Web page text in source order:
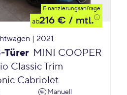
Finanzierungsanfrage
ab216 € / mtl.
| 2021
Türer MINI COOPER
Classic Trim
Cabriolet
Manuell